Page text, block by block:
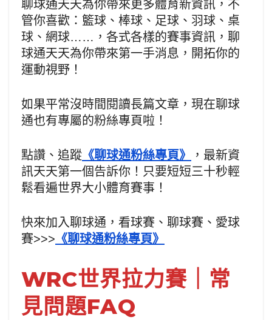
聊球通天天為你帶來更多體育新資訊，不
管你喜歡：籃球、棒球、足球、羽球、桌
球、網球……，各式各樣的賽事資訊，聊
球通天天為你帶來第一手消息，開拓你的
運動視野！
如果平常沒時間閱讀長篇文章，現在聊球
通也有專屬的粉絲專頁啦！
點讚、追蹤 《聊球通粉絲專頁》
，最新資
訊天天第一個告訴你！只要短短三十秒輕
鬆看遍世界大小體育賽事！
快來加入聊球通，看球賽、聊球賽、愛球
賽>>> 《聊球通粉絲專頁》
WRC世界拉力賽｜常
見問題FAQ